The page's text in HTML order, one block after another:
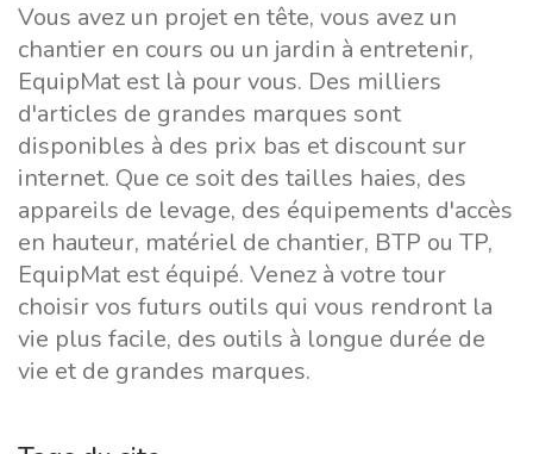
Vous avez un projet en tête, vous avez un
chantier en cours ou un jardin à entretenir,
EquipMat est là pour vous. Des milliers
d'articles de grandes marques sont
disponibles à des prix bas et discount sur
internet. Que ce soit des tailles haies, des
appareils de levage, des équipements d'accès
en hauteur, matériel de chantier, BTP ou TP,
EquipMat est équipé. Venez à votre tour
choisir vos futurs outils qui vous rendront la
vie plus facile, des outils à longue durée de
vie et de grandes marques.